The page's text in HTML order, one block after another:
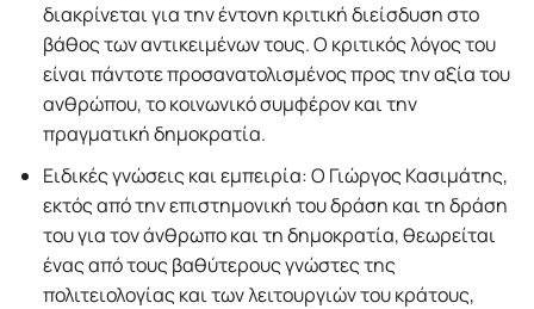
διακρίνεται για την έντονη κριτική διείσδυση στο
βάθος των αντικειμένων τους. Ο κριτικός λόγος του
είναι πάντοτε προσανατολισμένος προς την αξία του
ανθρώπου, το κοινωνικό συμφέρον και την
πραγματική δημοκρατία.
Ειδικές γνώσεις και εμπειρία: Ο Γιώργος Κασιμάτης,
εκτός από την επιστημονική του δράση και τη δράση
του για τον άνθρωπο και τη δημοκρατία, θεωρείται
ένας από τους βαθύτερους γνώστες της
πολιτειολογίας και των λειτουργιών του κράτους,